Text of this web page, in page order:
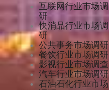
互联网行业市场调
研
快消品行业市场调
研
公共事务市场调研
餐饮行业市场调研
影视行业市场调查
汽车行业市场调研
石油石化行业市场